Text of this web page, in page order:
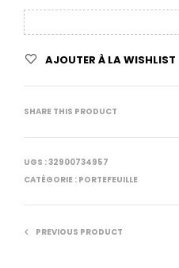
AJOUTER À LA WISHLIST
SHARE THIS PRODUCT
UGS :32900734957
CATÉGORIE : PORTEFEUILLE
PREVIOUS PRODUCT